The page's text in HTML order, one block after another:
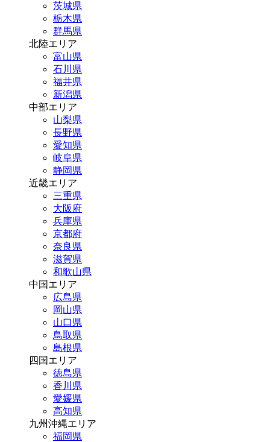
茨城県
栃木県
群馬県
北陸エリア
富山県
石川県
福井県
新潟県
中部エリア
山梨県
長野県
愛知県
岐阜県
静岡県
近畿エリア
三重県
大阪府
兵庫県
京都府
奈良県
滋賀県
和歌山県
中国エリア
広島県
岡山県
山口県
鳥取県
島根県
四国エリア
徳島県
香川県
愛媛県
高知県
九州沖縄エリア
福岡県